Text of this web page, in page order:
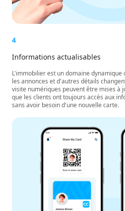
4
Informations actualisables
L'immobilier est un domaine
les annonces et d'autres détails
visite numériques peuvent être mises à
que les clients ont toujours accès aux
sans avoir besoin d'une nouvelle carte.